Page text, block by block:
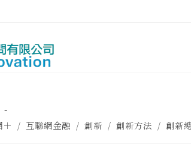
＋ / 互聯網金融 / 創新 / 創新方法 / 創新